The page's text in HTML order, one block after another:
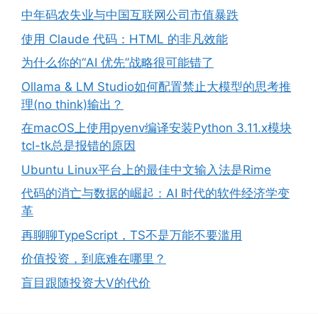
中年码农失业与中国互联网公司市值暴跌
使用 Claude 代码：HTML 的非凡效能
为什么你的“AI 优先”战略很可能错了
Ollama & LM Studio如何配置禁止大模型的思考推
理(no think)输出？
在macOS上使用pyenv编译安装Python 3.11.x模块
tcl-tk总是报错的原因
Ubuntu Linux平台上的最佳中文输入法是Rime
代码的消亡与数据的崛起：AI 时代的软件经济学变
革
再聊聊TypeScript，TS不是万能不要滥用
价值投资，到底难在哪里？
盲目跟随投资大V的代价